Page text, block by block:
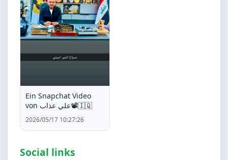
Ein Snapchat Video
von علي عذاب📽️🇮🇶
2026/05/17 10:27:26
Social links